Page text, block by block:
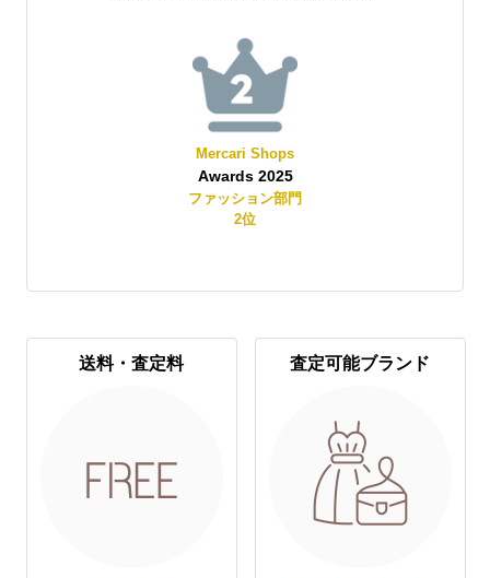
Mercari Shops
Awards 2025
ファッション部門
2位
送料・査定料 査定可能ブランド